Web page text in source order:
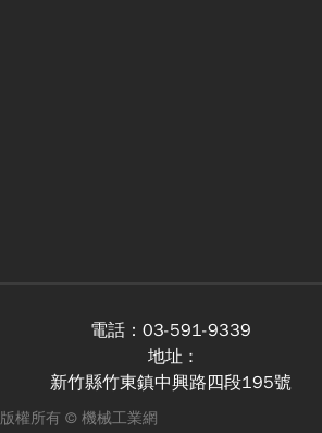
電話： 03-591-9339
地址 :
新竹縣竹東鎮中興路四段195號
版權所有 © 機械工業網